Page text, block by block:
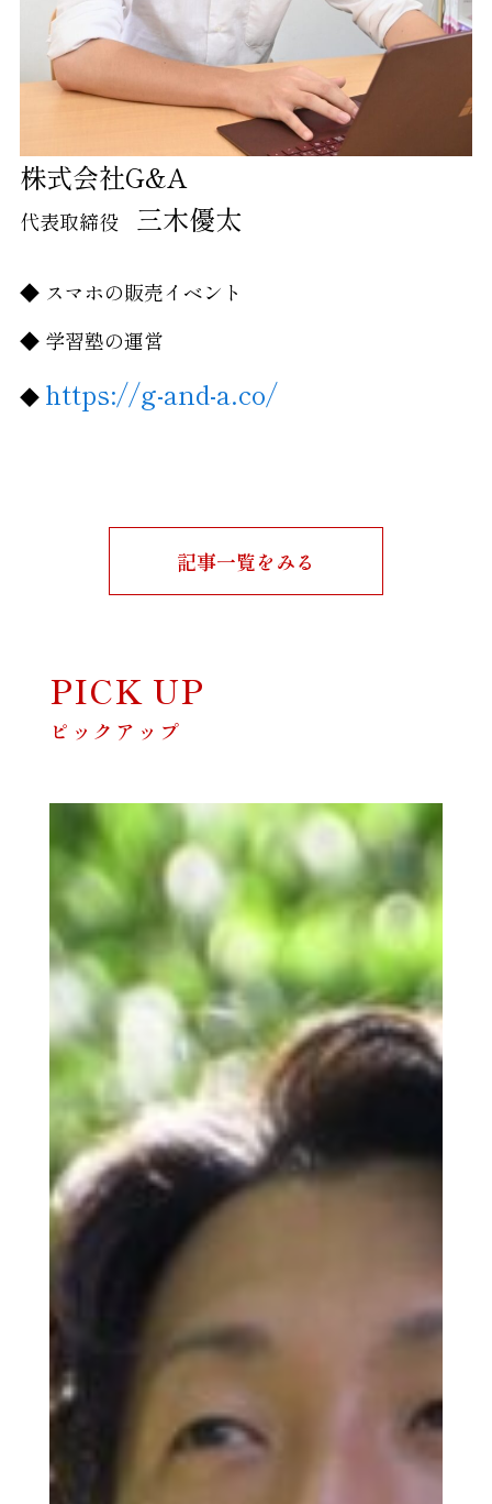
株式会社G&A
代表取締役 三木優太
◆ スマホの販売イベント
◆ 学習塾の運営
◆ https://g-and-a.co/
記事一覧をみる
PICK UP
ピックアップ